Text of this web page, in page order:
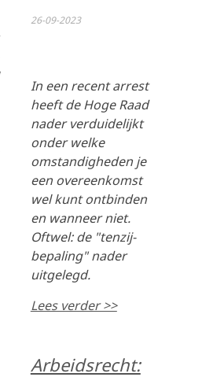
26-09-2023
In een recent arrest
heeft de Hoge Raad
nader verduidelijkt
onder welke
omstandigheden je
een overeenkomst
wel kunt ontbinden
en wanneer niet.
Oftwel: de "tenzij-
bepaling" nader
uitgelegd.
Lees verder >>
Arbeidsrecht: